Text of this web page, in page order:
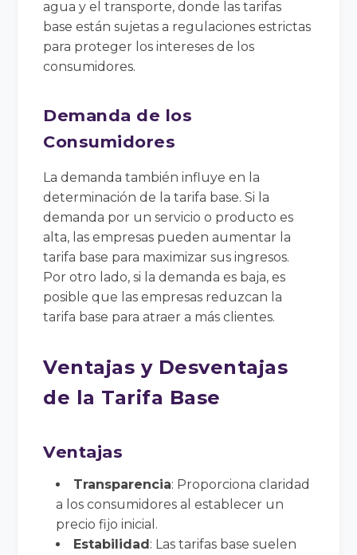
agua y el transporte, donde las tarifas
base están sujetas a regulaciones estrictas
para proteger los intereses de los
consumidores.
Demanda de los
Consumidores
La demanda también influye en la
determinación de la tarifa base. Si la
demanda por un servicio o producto es
alta, las empresas pueden aumentar la
tarifa base para maximizar sus ingresos.
Por otro lado, si la demanda es baja, es
posible que las empresas reduzcan la
tarifa base para atraer a más clientes.
Ventajas y Desventajas
de la Tarifa Base
Ventajas
Transparencia: Proporciona claridad
a los consumidores al establecer un
precio fijo inicial.
Estabilidad: Las tarifas base suelen